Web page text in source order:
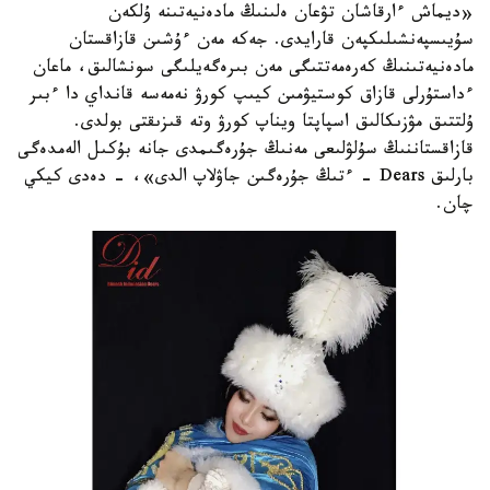
«ديماش ءارقاشان تۋعان ەلىنىڭ مادەنيەتىنە ۇلكەن
سۇيىسپەنشىلىكپەن قارايدى. جەكە مەن ءۇشىن قازاقستان
مادەنيەتىنىڭ كەرەمەتتىگى مەن بىرەگەيلىگى سونشالىق، ماعان
ءداستۇرلى قازاق كوستيۋمىن كيىپ كورۋ نەمەسە قانداي دا ءبىر
ۇلتتىق مۋزىكالىق اسپاپتا ويناپ كورۋ وتە قىزىقتى بولدى.
قازاقستاننىڭ سۇلۋلىعى مەنىڭ جۇرەگىمدى جانە بۇكىل الەمدەگى
بارلىق Dears - ءتىڭ جۇرەگىن جاۋلاپ الدى»، - دەدى كيكي
چان.